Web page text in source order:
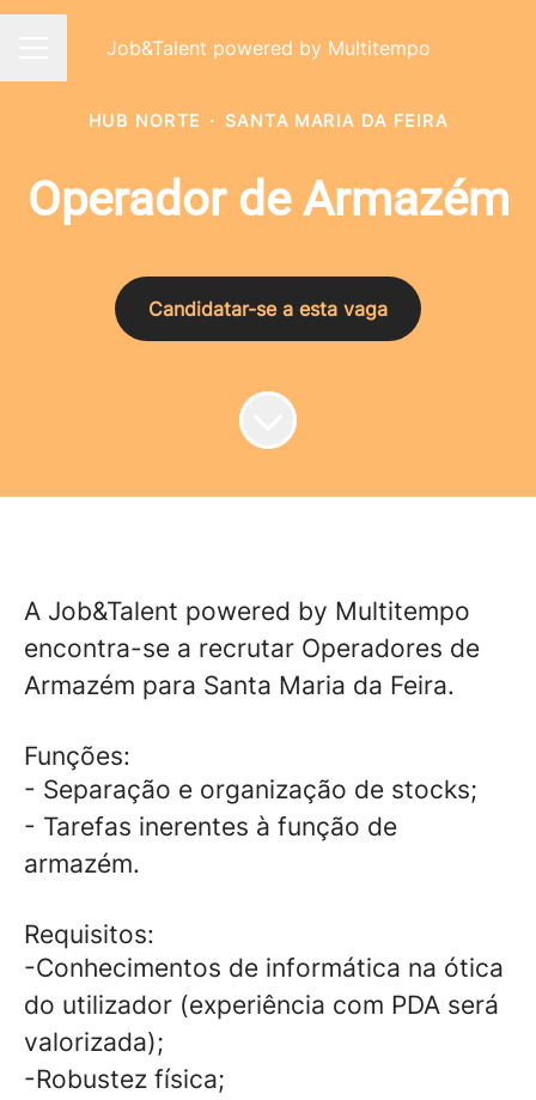
Menu de carreiras
Job&Talent powered by Multitempo
HUB NORTE · SANTA MARIA DA FEIRA
Operador de Armazém
Candidatar-se a esta vaga
A Job&Talent powered by Multitempo
encontra-se a recrutar Operadores de
Armazém para Santa Maria da Feira.
Funções:
- Separação e organização de stocks;
- Tarefas inerentes à função de
armazém.
Requisitos:
-Conhecimentos de informática na ótica
do utilizador (experiência com PDA será
valorizada);
-Robustez física;